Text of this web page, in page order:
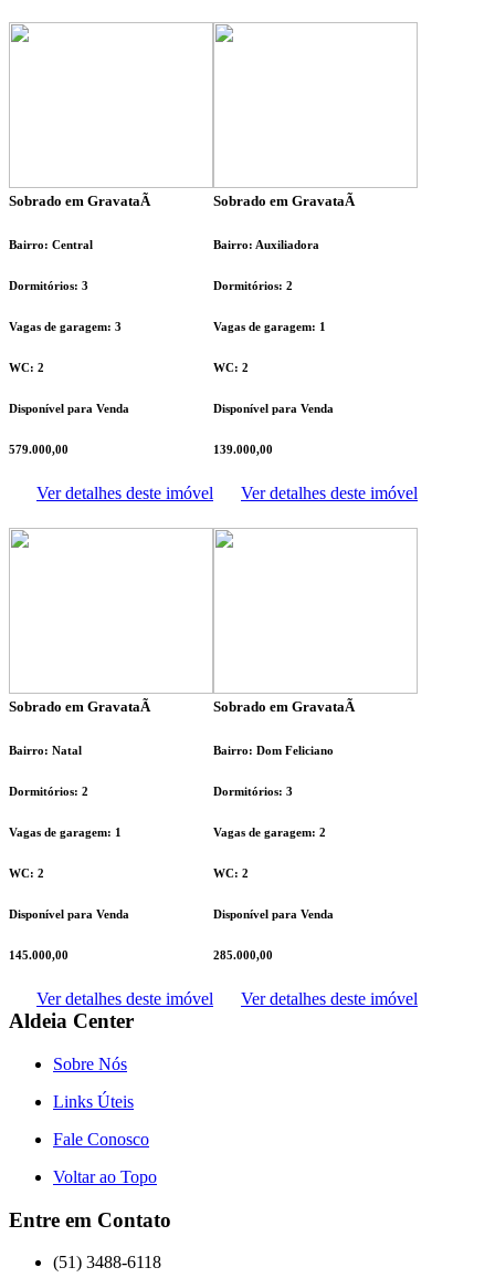
Sobrado em GravataÃ­
Bairro: Central
Dormitórios: 3
Vagas de garagem: 3
WC: 2
Disponível para Venda
579.000,00
Ver detalhes deste imóvel
Sobrado em GravataÃ­
Bairro: Auxiliadora
Dormitórios: 2
Vagas de garagem: 1
WC: 2
Disponível para Venda
139.000,00
Ver detalhes deste imóvel
Sobrado em GravataÃ­
Bairro: Natal
Dormitórios: 2
Vagas de garagem: 1
WC: 2
Disponível para Venda
145.000,00
Ver detalhes deste imóvel
Sobrado em GravataÃ­
Bairro: Dom Feliciano
Dormitórios: 3
Vagas de garagem: 2
WC: 2
Disponível para Venda
285.000,00
Ver detalhes deste imóvel
Aldeia Center
Sobre Nós
Links Úteis
Fale Conosco
Voltar ao Topo
Entre em Contato
(51) 3488-6118